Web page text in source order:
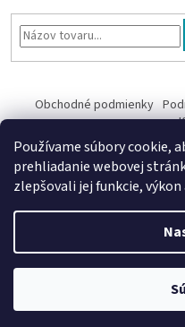
Používame súbory cookie,
prehliadanie webovej
zlepšovali jej funkcie,
Obchodné podmienky
EriV